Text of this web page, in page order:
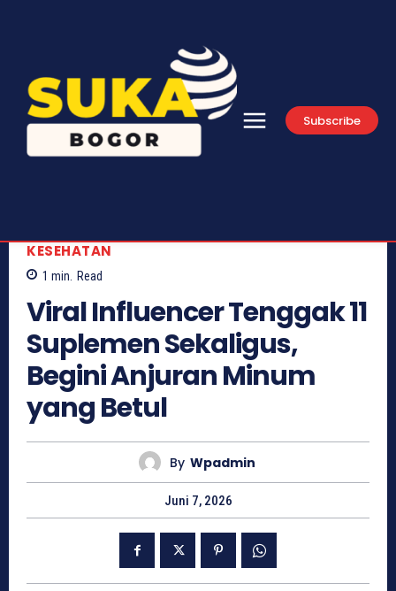
Subscribe
KESEHATAN
1 min. Read
Viral Influencer Tenggak 11
Suplemen Sekaligus,
Begini Anjuran Minum
yang Betul
By Wpadmin
Juni 7, 2026